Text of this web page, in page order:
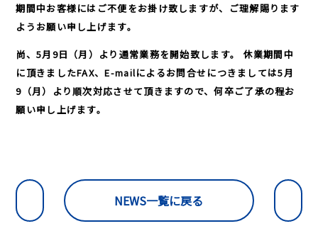
期間中お客様にはご不便をお掛け致しますが、ご理解賜ります
ようお願い申し上げます。
尚、5月9日（月）より通常業務を開始致します。 休業期間中
に頂きましたFAX、E-mailによるお問合せにつきましては5月
9（月）より順次対応させて頂きますので、何卒ご了承の程お
願い申し上げます。
NEWS一覧に戻る